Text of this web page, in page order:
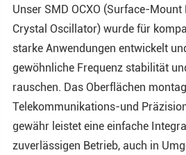
Unser SMD OCXO (Surface-Mount
Crystal Oscillator) wurde für
starke Anwendungen entwickelt
gewöhnliche Frequenz stabilität
rauschen. Das Oberflächen
Telekommunikations-und
gewähr leistet eine einfache
zuverlässigen Betrieb, auch in